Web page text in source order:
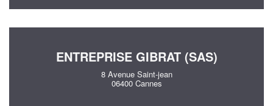
ENTREPRISE GIBRAT (SAS)
8 Avenue Saint-jean
06400 Cannes